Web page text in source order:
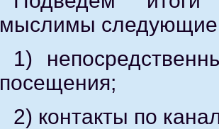
мыслимы следующие
1)
посещения;
2) контакты по